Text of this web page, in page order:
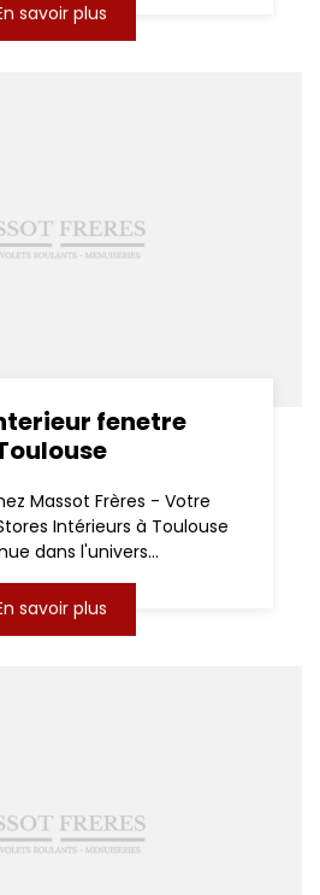
savoir plus
fenetre
Massot Frères - Votre
Intérieurs à Toulouse
dans l'univers...
savoir plus